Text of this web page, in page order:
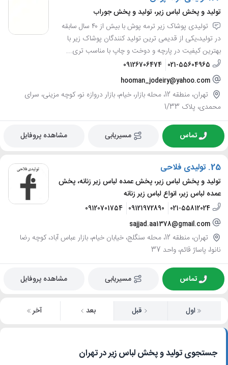
تولید و پخش لباس زیر، تولید و پخش جوراب
تولیدی پوشاک زیر ترمه پوش با بیش از ۴۰ سال سابقه
در تولید،یکی از قدیمی ترین تولید کنندگان پوشاک زیر با
بهترین کیفیت در پارچه و دوخت و چاپ با مناسب تری...
021-55604965
09126706474
hooman_jodeiry@yahoo.com
تهران، منطقه 12، محله بازار، خیام، بازار دروازه نو، کوچه مزینی، سرای
محمدی، پلاک 1/33
تماس مسیریابی مشاهده پروفایل
25. تولیدی فلاحی
تولید و پخش لباس زیر، پخش عمده لباس زیر زنانه، پخش
عمده لباس زیر، انواع لباس زیر زنانه
021-55812024
09121972890
09120701754
sajjad.aa1378@gmail.com
تهران، منطقه 12، محله سنگلج، خیابان خیام، بازار عباس آباد، کوچه رضا
نانوا، پاساژ قائم، واحد 37
تماس مسیریابی مشاهده پروفایل
اول قبل بعد آخر
جستجوی تولید و پخش لباس زیر در تهران